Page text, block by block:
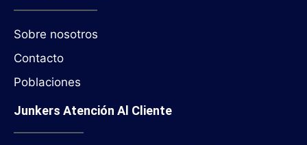
Sobre nosotros
Contacto
Poblaciones
Junkers Atención Al Cliente